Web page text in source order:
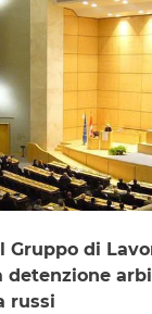
Gruppo di
detenzione
russi